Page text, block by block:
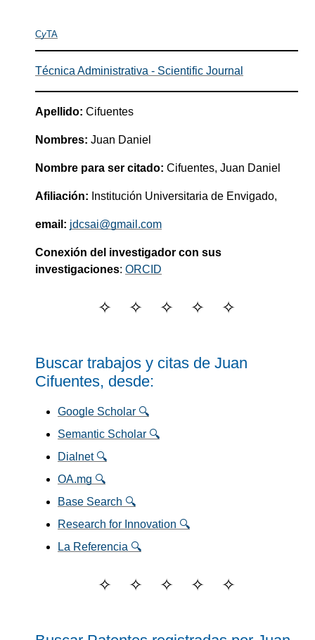
CyTA
Técnica Administrativa - Scientific Journal
Apellido: Cifuentes
Nombres: Juan Daniel
Nombre para ser citado: Cifuentes, Juan Daniel
Afiliación: Institución Universitaria de Envigado,
email: jdcsai@gmail.com
Conexión del investigador con sus
investigaciones: ORCID
Buscar trabajos y citas de Juan
Cifuentes, desde:
Google Scholar 🔍
Semantic Scholar 🔍
Dialnet 🔍
OA.mg 🔍
Base Search 🔍
Research for Innovation 🔍
La Referencia 🔍